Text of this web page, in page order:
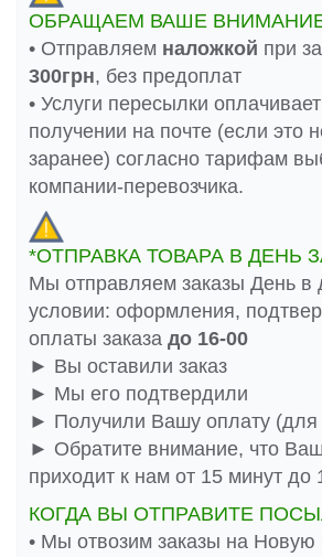
ОБРАЩАЕМ ВАШЕ
• Отправляем наложкой при
300грн, без предоплат
• Услуги пересылки
получении на почте (если это
заранее) согласно тарифам
компании-перевозчика.
*ОТПРАВКА ТОВАРА В ДЕНЬ
Мы отправляем заказы День в
условии: оформления,
оплаты заказа до 16-00
► Вы оставили заказ
► Мы его подтвердили
► Получили Вашу оплату (для
► Обратите внимание, что
приходит к нам от 15 минут до
КОГДА ВЫ ОТПРАВИТЕ
• Мы отвозим заказы на Новую